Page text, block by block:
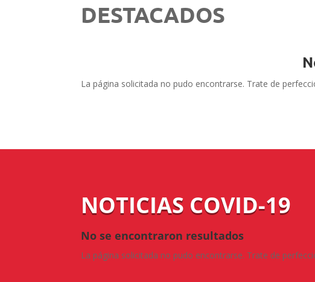
DESTACADOS
La página solicitada no pudo encontrarse. Trate de
NOTICIAS COVID-19
No se encontraron resultados
La página solicitada no pudo encontrarse. Trate de